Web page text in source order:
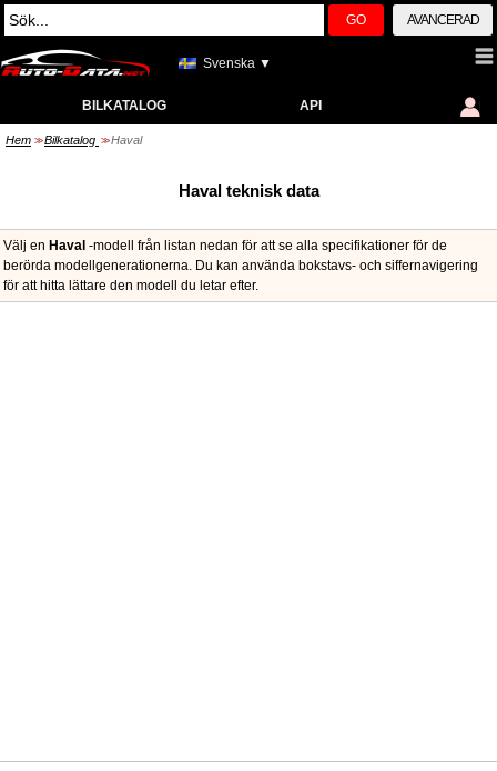
GO AVANCERAD
Svenska ▼
BILKATALOG API
Hem >> Bilkatalog >> Haval
Haval teknisk data
Välj en Haval -modell från listan nedan för att se alla specifikationer för de
berörda modellgenerationerna. Du kan använda bokstavs- och siffernavigering
för att hitta lättare den modell du letar efter.